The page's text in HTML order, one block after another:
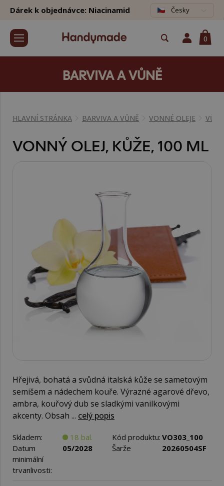
Dárek k objednávce: Niacinamid Česky
0
BARVIVA A VŮNĚ
HLAVNÍ STRÁNKA BARVIVA A VŮNĚ VONNÉ OLEJE
VONNÝ OLEJ, KŮŽE, 100 ML
Hřejivá, bohatá a svůdná italská kůže se sametovým
semišem a nádechem kouře. Výrazné agarové dřevo,
ambra, kouřový dub se sladkými vanilkovými
akcenty. Obsah ... celý popis
Skladem: 18 bal. Kód produktu: VO303_100
Datum
minimální
trvanlivosti:
05/2028 Šarže 20260504SF